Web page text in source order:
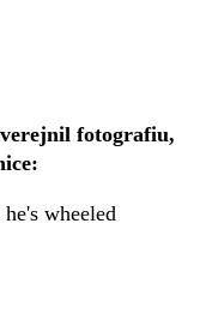
fotografiu,
wheeled